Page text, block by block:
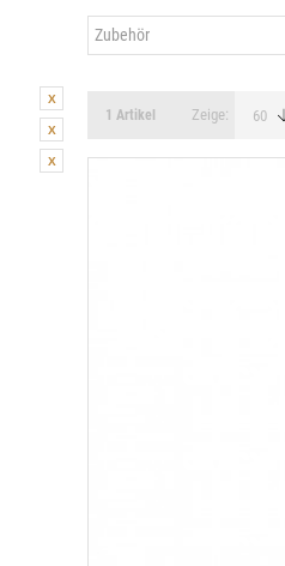
Zubehör
1 Artikel Zeige